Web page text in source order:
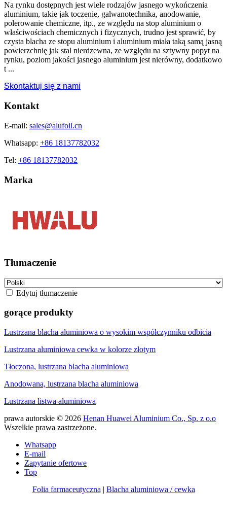
Na rynku dostępnych jest wiele rodzajów jasnego wykończenia
aluminium, takie jak toczenie, galwanotechnika, anodowanie,
polerowanie chemiczne, itp., ze względu na stop aluminium o
właściwościach chemicznych i fizycznych, trudno jest sprawić, by
czysta blacha ze stopu aluminium i aluminium miała taką samą jasną
powierzchnię jak stal nierdzewna, ze względu na sztywny popyt na
rynku, poziom jakości jasnego aluminium jest nierówny, dodatkowo
t ...
Skontaktuj się z nami
Kontakt
E-mail: sales@alufoil.cn
Whatsapp: +86 18137782032
Tel: +86 18137782032
Marka
Tłumaczenie
Edytuj tłumaczenie
gorące produkty
Lustrzana blacha aluminiowa o wysokim współczynniku odbicia
Lustrzana aluminiowa cewka w kolorze złotym
Tłoczona, lustrzana blacha aluminiowa
Anodowana, lustrzana blacha aluminiowa
Lustrzana listwa aluminiowa
prawa autorskie © 2026 Henan Huawei Aluminium Co., Sp. z o.o
Wszelkie prawa zastrzeżone.
Whatsapp
E-mail
Zapytanie ofertowe
Top
Folia farmaceutyczna | Blacha aluminiowa / cewka